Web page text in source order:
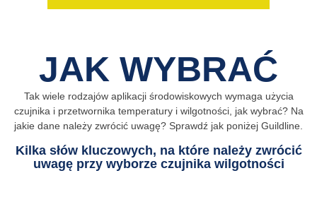
JAK WYBRAĆ
Tak wiele rodzajów aplikacji środowiskowych wymaga użycia
czujnika i przetwornika temperatury i wilgotności, jak wybrać? Na
jakie dane należy zwrócić uwagę? Sprawdź jak poniżej Guildline.
Kilka słów kluczowych, na które należy zwrócić
uwagę przy wyborze czujnika wilgotności